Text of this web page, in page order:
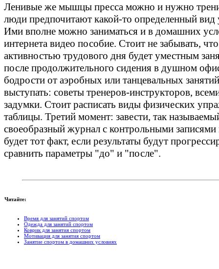
Ленивые же мышцы пресса можно и нужно
люди предпочитают какой-то определенный
Ими вполне можно заниматься и в домашних
интернета видео пособие. Стоит не забывать,
активностью трудового дня будет уместным
после продолжительного сидения в душном
бодрости от аэробных или танцевальных
выступать: советы тренеров-инструкторов,
задумки. Стоит расписать виды физических
таблицы. Третий момент: завести, так
своеобразный журнал с контрольными
будет тот факт, если результаты будут
сравнить параметры "до" и "после".
Читайте:
Время для занятий спортом
Одежда для занятий спортом
Коврик для занятия спортом
Мотивация для занятия спортом
Занятие спортом в домашних условиях